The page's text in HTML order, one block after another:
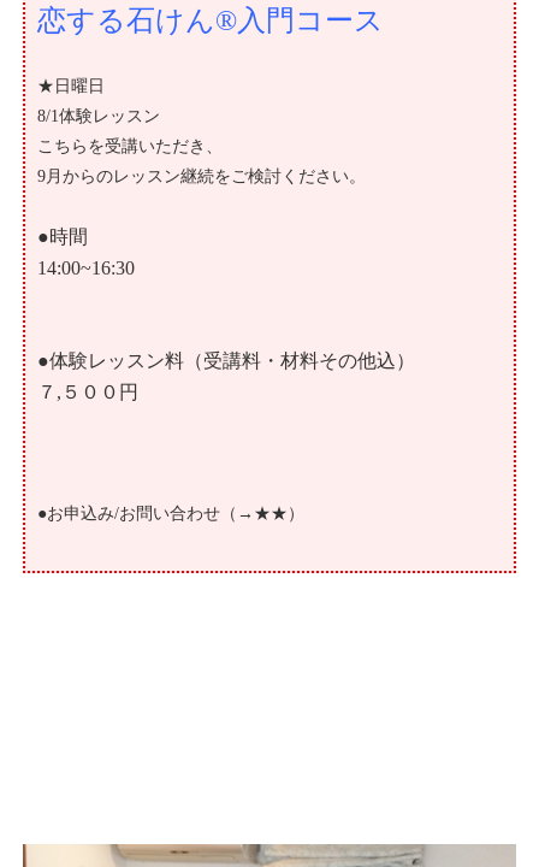
恋する石けん®入門コース
★日曜日
8/1体験レッスン
こちらを受講いただき、
9月からのレッスン継続をご検討ください。
●時間
14:00~16:30
●体験レッスン料（受講料・材料その他込）
７,５００円
●お申込み/お問い合わせ（→ ★★ ）